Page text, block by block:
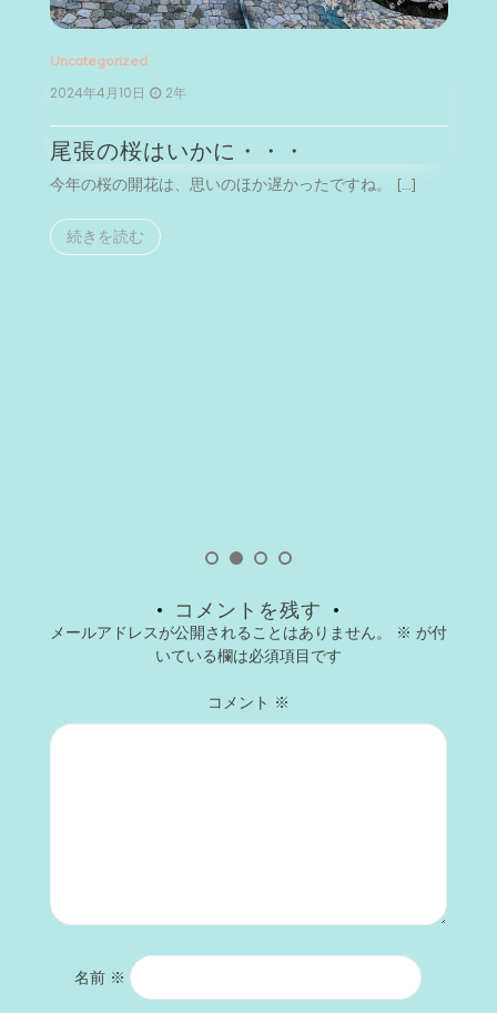
Uncategorized
2024年4月10日 2年
尾張の桜はいかに・・・
今年の桜の開花は、思いのほか遅かったですね。 […]
続きを読む
コメントを残す
メールアドレスが公開されることはありません。 ※ が付
いている欄は必須項目です
コメント ※
名前 ※